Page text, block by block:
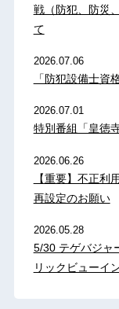
戦（防犯、防災
て
2026.07.06
「防犯設備士資
2026.07.01
特別番組「皇徳
2026.06.26
【重要】不正利
再設定のお願い
2026.05.28
5/30 テゲバジ
リックビューイ